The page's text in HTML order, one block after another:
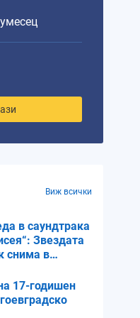
Виж всички
в саундтрака
Звездата
снима в
17-годишен